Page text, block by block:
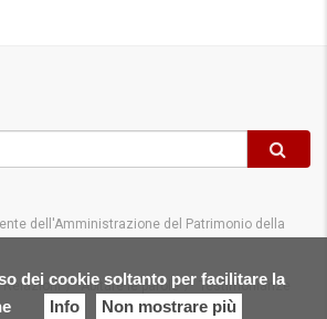
dei cookie soltanto per facilitare la
Info Non mostrare più
dell'Amministrazione del Patrimonio della
Relazioni Abitare le parole
Testimonianze